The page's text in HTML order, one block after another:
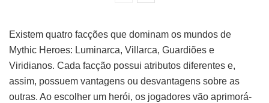
Existem quatro facções que dominam os mundos de
Mythic Heroes: Luminarca, Villarca, Guardiões e
Viridianos. Cada facção possui atributos diferentes e,
assim, possuem vantagens ou desvantagens sobre as
outras. Ao escolher um herói, os jogadores vão aprimorá-